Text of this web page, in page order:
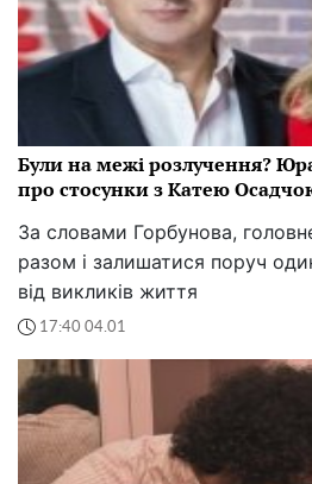
Були на межі розлучення?
про стосунки з Катею
За словами Горбунова,
разом і залишатися поруч
від викликів життя
17:40 04.01